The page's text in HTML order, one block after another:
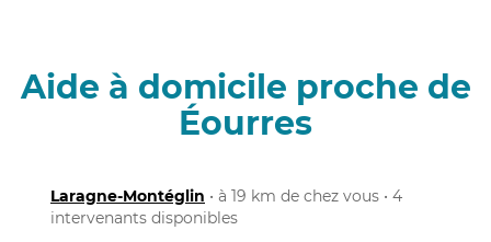
Aide à domicile proche de
Éourres
Laragne-Montéglin • à 19 km de chez vous • 4
intervenants disponibles